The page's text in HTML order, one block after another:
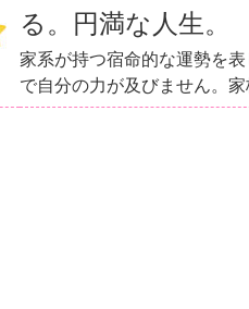
る。円満な人生。
家系が持つ宿命的な運勢を
で自分の力が及びません。家